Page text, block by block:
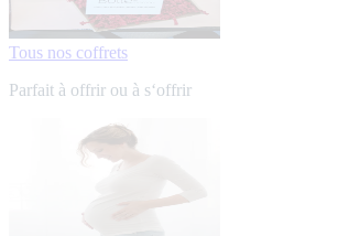
Tous nos coffrets
Parfait à offrir ou à s‘offrir